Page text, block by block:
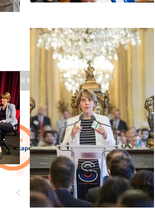
DERNIER POST
MISSION EFE - POINT D'ÉTAPE #7
Cette cinquième
semaine d’auditions
et d’échanges a été
consacrée, d’une
part, à une nouvelle
série de rencontres
avec les
1/597